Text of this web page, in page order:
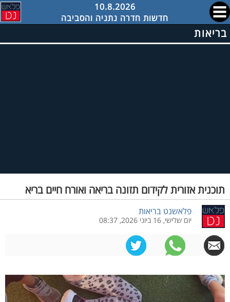
10.8.2026
חדשות חדרה נתניה והסביבה
בריאות
תוכנית אזורית לקידום תזונה בריאה ואורח חיים בריא
פלאשנט בריאות
יום שלישי, 16 ביוני 2026, 08:37